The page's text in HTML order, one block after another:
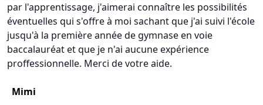
par l'apprentissage, j'aimerai connaître les possibilités
éventuelles qui s'offre à moi sachant que j'ai suivi l'école
jusqu'à la première année de gymnase en voie
baccalauréat et que je n'ai aucune expérience
proffessionnelle. Merci de votre aide.
Mimi